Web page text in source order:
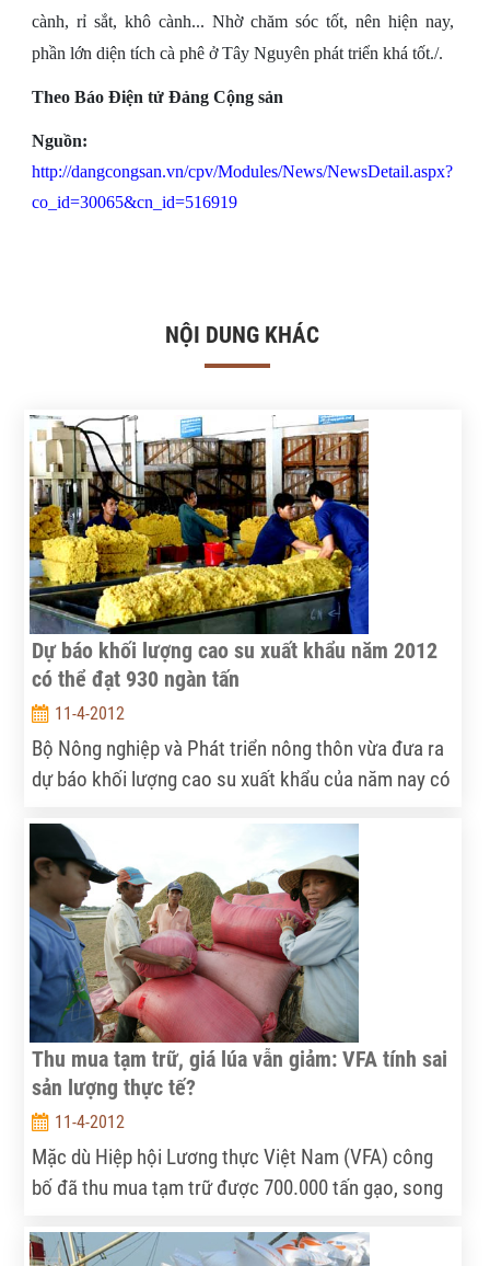
cành, rỉ sắt, khô cành... Nhờ chăm sóc tốt, nên hiện nay,
phần lớn diện tích cà phê ở Tây Nguyên phát triển khá tốt./.
Theo Báo Điện tử Đảng Cộng sản
Nguồn:
http://dangcongsan.vn/cpv/Modules/News/NewsDetail.aspx?
co_id=30065&cn_id=516919
NỘI DUNG KHÁC
Dự báo khối lượng cao su xuất khẩu năm 2012
có thể đạt 930 ngàn tấn
11-4-2012
Bộ Nông nghiệp và Phát triển nông thôn vừa đưa ra
dự báo khối lượng cao su xuất khẩu của năm nay có
ngàn tấn so với con số dự báo trước đó do khối
lượng xuất khẩu những đầu năm lớn hơn nhiều so
với ước tính.
Thu mua tạm trữ, giá lúa vẫn giảm: VFA tính sai
sản lượng thực tế?
11-4-2012
Mặc dù Hiệp hội Lương thực Việt Nam (VFA) công
bố đã thu mua tạm trữ được 700.000 tấn gạo, song
vẫn giảm, nhiều nơi nông dân vẫn không thể bán